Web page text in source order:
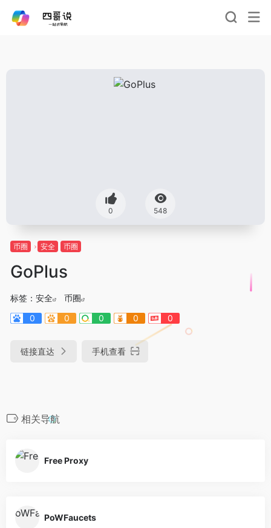
0 548
币圈 安全 币圈
GoPlus
标签： 安全
币圈
0
0 0 0 0
链接直达 手机查看
相关导航
Free Proxy
PoWFaucets